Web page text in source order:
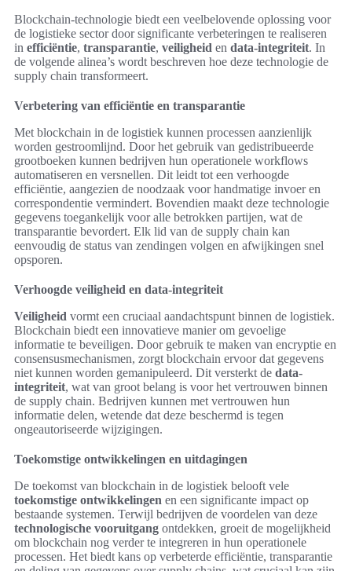
Blockchain-technologie biedt een veelbelovende oplossing voor
de logistieke sector door significante verbeteringen te realiseren
in efficiëntie, transparantie, veiligheid en data-integriteit. In
de volgende alinea’s wordt beschreven hoe deze technologie de
supply chain transformeert.
Verbetering van efficiëntie en transparantie
Met blockchain in de logistiek kunnen processen aanzienlijk
worden gestroomlijnd. Door het gebruik van gedistribueerde
grootboeken kunnen bedrijven hun operationele workflows
automatiseren en versnellen. Dit leidt tot een verhoogde
efficiëntie, aangezien de noodzaak voor handmatige invoer en
correspondentie vermindert. Bovendien maakt deze technologie
gegevens toegankelijk voor alle betrokken partijen, wat de
transparantie bevordert. Elk lid van de supply chain kan
eenvoudig de status van zendingen volgen en afwijkingen snel
opsporen.
Verhoogde veiligheid en data-integriteit
Veiligheid vormt een cruciaal aandachtspunt binnen de logistiek.
Blockchain biedt een innovatieve manier om gevoelige
informatie te beveiligen. Door gebruik te maken van encryptie en
consensusmechanismen, zorgt blockchain ervoor dat gegevens
niet kunnen worden gemanipuleerd. Dit versterkt de data-
integriteit, wat van groot belang is voor het vertrouwen binnen
de supply chain. Bedrijven kunnen met vertrouwen hun
informatie delen, wetende dat deze beschermd is tegen
ongeautoriseerde wijzigingen.
Toekomstige ontwikkelingen en uitdagingen
De toekomst van blockchain in de logistiek belooft vele
toekomstige ontwikkelingen en een significante impact op
bestaande systemen. Terwijl bedrijven de voordelen van deze
technologische vooruitgang ontdekken, groeit de mogelijkheid
om blockchain nog verder te integreren in hun operationele
processen. Het biedt kans op verbeterde efficiëntie, transparantie